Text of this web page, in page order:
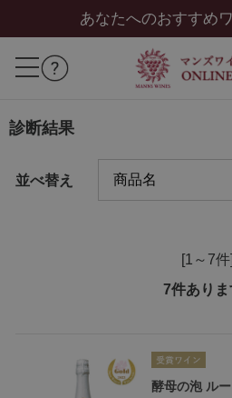
あなたへのおすすめ
診断結果
並べ替え
[1～7
7件ありま
酵母の泡 ル